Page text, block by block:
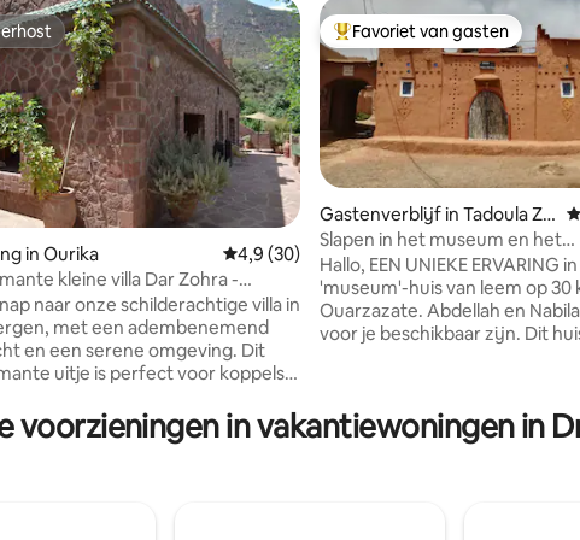
van 4,93 uit 5, 43 recensies
in Ourika Gemiddelde beoordeling van 4,9 uit 5, 30
4,9 (30)
kleine villa Dar Zohra -
vallei
naar onze schilderachtige villa in
met een adembenemend
en een serene omgeving. Dit
uitje is perfect voor koppels
salon, volledig uitgeruste
en comfortabele slaapkamers.
Topfavoriet van gasten
Favoriet van gasten
Gastenverblijf in Tadoula Ze
nifi
Slapen in het museum en het
Berberleven beleven/
Hallo, EEN UNIEKE ERVARING
'museum'-huis van leem op 30
Ouarzazate. Abdellah en
voor je beschikbaar zijn. Dit
Berber-douche. In ons restaurant
serveren wij ontbijt en
voorzieningen in vakantiewoningen in